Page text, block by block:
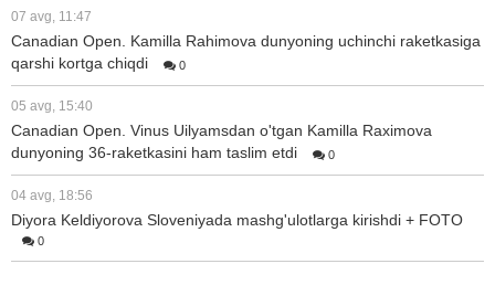
07 avg, 11:47
Canadian Open. Kamilla Rahimova dunyoning uchinchi raketkasiga
qarshi kortga chiqdi
0
05 avg, 15:40
Canadian Open. Vinus Uilyamsdan o'tgan Kamilla Raximova
dunyoning 36-raketkasini ham taslim etdi
0
04 avg, 18:56
Diyora Keldiyorova Sloveniyada mashg'ulotlarga kirishdi + FOTO
0